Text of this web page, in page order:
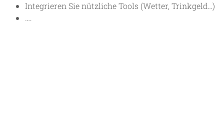
Integrieren Sie nützliche Tools (Wetter, Trinkgeld…)
….